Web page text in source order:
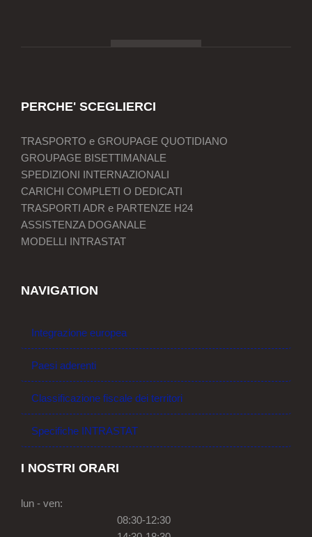
PERCHE' SCEGLIERCI
TRASPORTO e GROUPAGE QUOTIDIANO
GROUPAGE BISETTIMANALE
SPEDIZIONI INTERNAZIONALI
CARICHI COMPLETI O DEDICATI
TRASPORTI ADR e PARTENZE H24
ASSISTENZA DOGANALE
MODELLI INTRASTAT
NAVIGATION
Integrazione europea
Paesi aderenti
Classificazione fiscale dei territori
Specifiche INTRASTAT
I NOSTRI ORARI
lun - ven:
08:30-12:30